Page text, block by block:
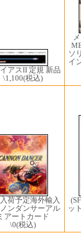
アスII 定規 新品
\1,100(税込)
ソ
イ
荷予定海外輸入
ンダンサーアル
アートカード
\0(税込)
ッ